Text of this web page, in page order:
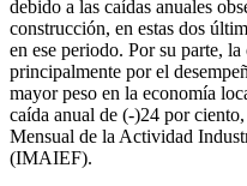
debido a las caídas anuales
construcción, en estas dos
en ese periodo. Por su parte,
principalmente por el
mayor peso en la economía
caída anual de (-)24 por
Mensual de la Actividad
(IMAIEF).